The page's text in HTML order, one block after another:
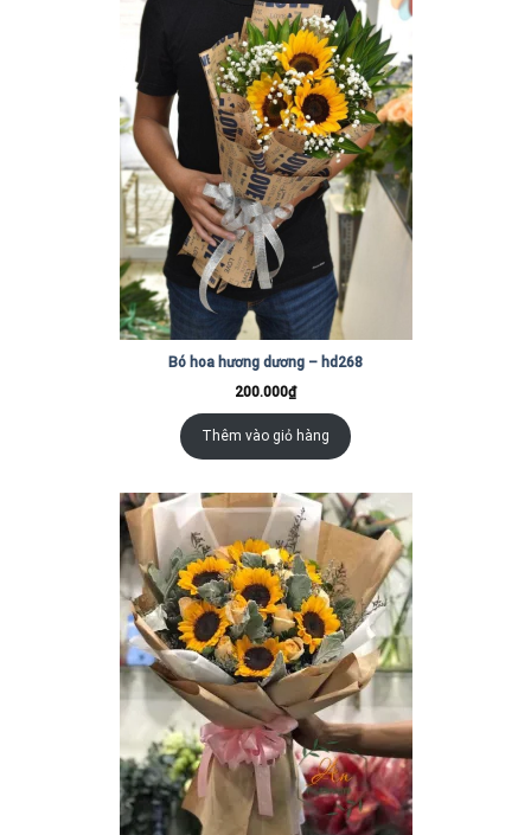
Bó hoa hương dương – hd268
200.000₫
Thêm vào giỏ hàng